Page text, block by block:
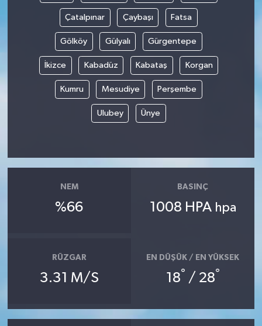
Çatalpınar Çaybaşı Fatsa
Gölköy Gülyalı Gürgentepe
İkizce Kabadüz Kabataş Korgan
Kumru Mesudiye Perşembe
Ulubey Ünye
NEM
%66
BASINÇ
1008 HPA hpa
RÜZGAR
3.31 M/S
EN DÜŞÜK / EN YÜKSEK
18° / 28°